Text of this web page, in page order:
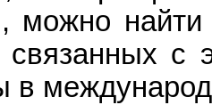
можно
связанных с
в